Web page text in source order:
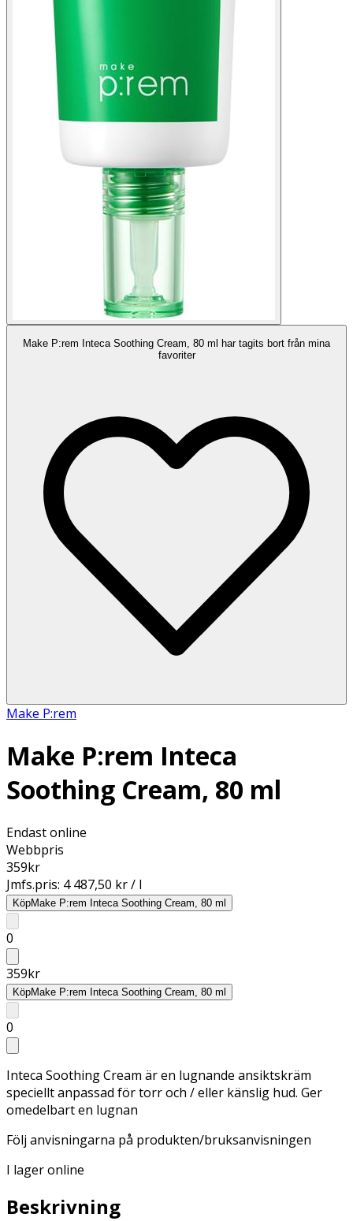
Make P:rem Inteca Soothing Cream, 80 ml har tagits bort från mina
favoriter
Make P:rem
Make P:rem Inteca
Soothing Cream, 80 ml
Endast online
Webbpris
359kr
Jmfs.pris: 4 487,50 kr / l
KöpMake P:rem Inteca Soothing Cream, 80 ml
0
359kr
KöpMake P:rem Inteca Soothing Cream, 80 ml
0
Inteca Soothing Cream är en lugnande ansiktskräm
speciellt anpassad för torr och / eller känslig hud. Ger
omedelbart en lugnan
Följ anvisningarna på produkten/bruksanvisningen
I lager online
Beskrivning